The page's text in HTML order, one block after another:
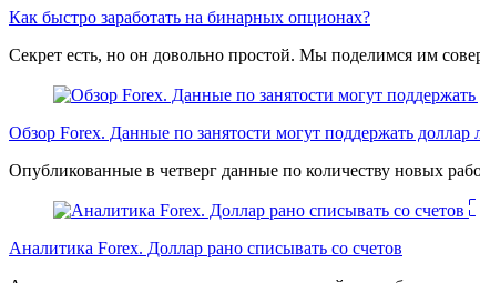
Как быстро заработать на бинарных опционах?
Секрет есть, но он довольно простой. Мы поделимся им
Обзор Forex. Данные по занятости могут поддержать
Опубликованные в четверг данные по количеству новых
Аналитика Forex. Доллар рано списывать со счетов